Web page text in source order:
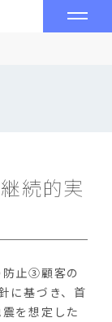
続的実
止③顧客の
に基づき、首
を想定した